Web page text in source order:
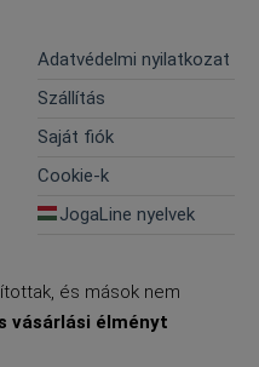
Adatvédelmi nyilatkozat
Szállítás
Saját fiók
Cookie-k
JogaLine nyelvek
és mások nem
vásárlási élményt